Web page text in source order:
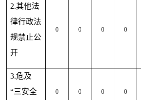
2.其他法
律行政法
规禁止公
开
0 0 0 0
3.危及
“三安全
0 0 0 0